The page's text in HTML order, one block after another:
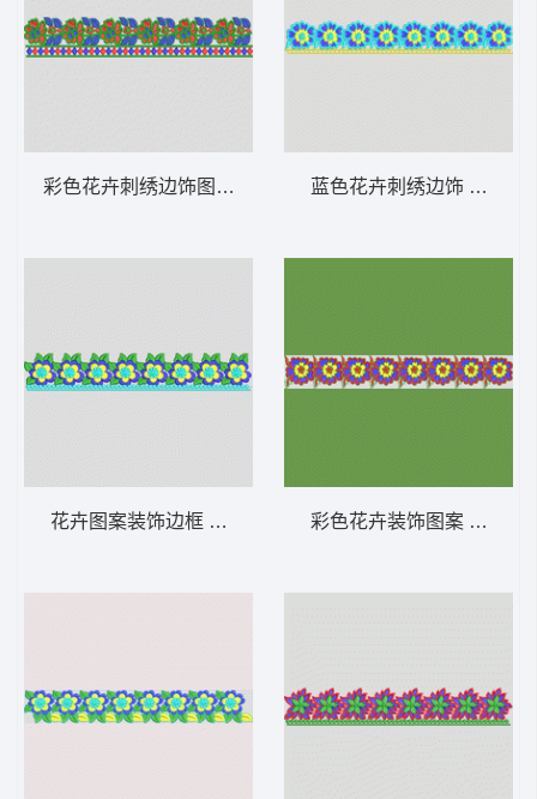
彩色花卉刺绣边饰图案 条带状 水溶条码网布
花卉图案装饰边框 条带状 水溶条码网布花边
蓝色花卉刺绣边饰 条带状
彩色花卉装饰图案 条带状